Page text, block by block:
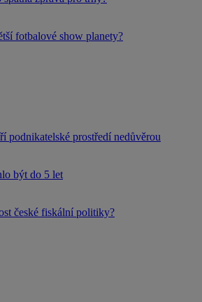
fotbalové show planety?
podnikatelské prostředí nedůvěrou
být do 5 let
české fiskální politiky?